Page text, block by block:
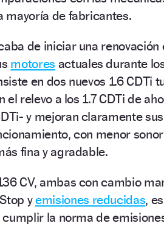
mayoría de fabricantes.
de iniciar una
motores actuales durante
en dos nuevos 1.6 CDTi
relevo a los 1.7 CDTi de
y mejoran claramente
con menor
fina y agradable.
CV, ambas con cambio
yemisiones reducidas,
la norma de